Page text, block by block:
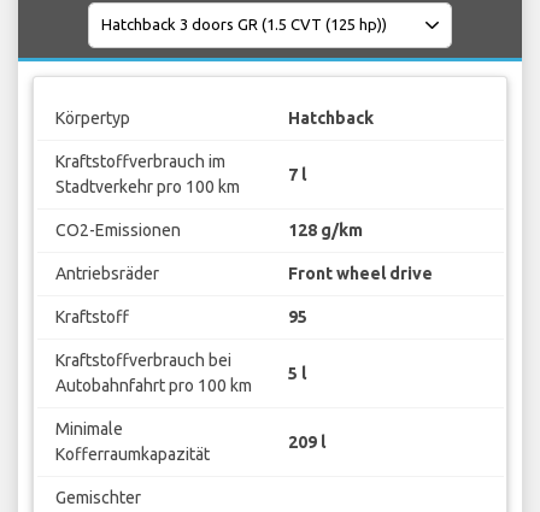
Körpertyp Hatchback
Kraftstoffverbrauch im
Stadtverkehr pro 100 km
7 l
CO2-Emissionen 128 g/km
Antriebsräder Front wheel drive
Kraftstoff 95
Kraftstoffverbrauch bei
Autobahnfahrt pro 100 km
5 l
Minimale
Kofferraumkapazität
209 l
Gemischter